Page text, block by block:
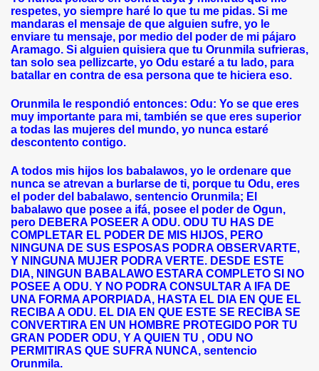
respetes, yo siempre haré lo que tu me pidas. Si me
mandaras el mensaje de que alguien sufre, yo le
enviare tu mensaje, por medio del poder de mi pájaro
Aramago. Si alguien quisiera que tu Orunmila sufrieras,
tan solo sea pellizcarte, yo Odu estaré a tu lado, para
batallar en contra de esa persona que te hiciera eso.
Orunmila le respondió entonces: Odu: Yo se que eres
muy importante para mi, también se que eres superior
a todas las mujeres del mundo, yo nunca estaré
descontento contigo.
A todos mis hijos los babalawos, yo le ordenare que
nunca se atrevan a burlarse de ti, porque tu Odu, eres
el poder del babalawo, sentencio Orunmila; El
babalawo que posee a ifá, posee el poder de Ogun,
pero DEBERA POSEER A ODU. ODU TU HAS DE
COMPLETAR EL PODER DE MIS HIJOS, PERO
NINGUNA DE SUS ESPOSAS PODRA OBSERVARTE,
Y NINGUNA MUJER PODRA VERTE. DESDE ESTE
DIA, NINGUN BABALAWO ESTARA COMPLETO SI NO
POSEE A ODU. Y NO PODRA CONSULTAR A IFA DE
UNA FORMA APORPIADA, HASTA EL DIA EN QUE EL
RECIBA A ODU. EL DIA EN QUE ESTE SE RECIBA SE
CONVERTIRA EN UN HOMBRE PROTEGIDO POR TU
GRAN PODER ODU, Y A QUIEN TU , ODU NO
PERMITIRAS QUE SUFRA NUNCA, sentencio
Orunmila.